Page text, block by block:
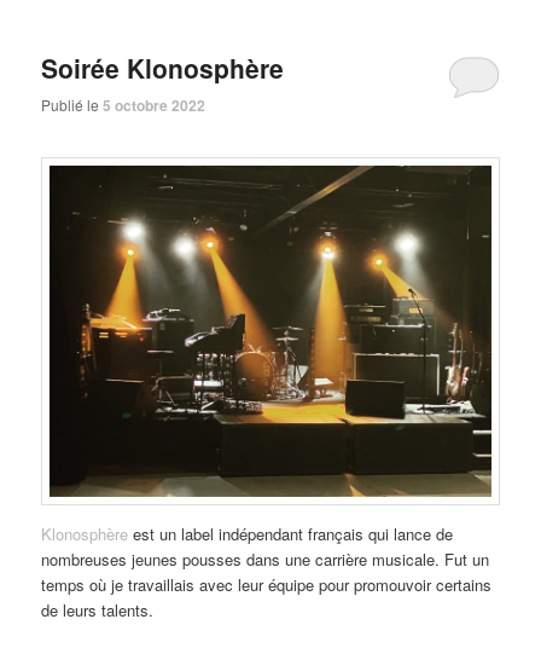
Soirée Klonosphère
Publié le5 octobre 2022
Klonosphère est un label indépendant français qui lance de
nombreuses jeunes pousses dans une carrière musicale. Fut un
temps où je travaillais avec leur équipe pour promouvoir certains
de leurs talents.